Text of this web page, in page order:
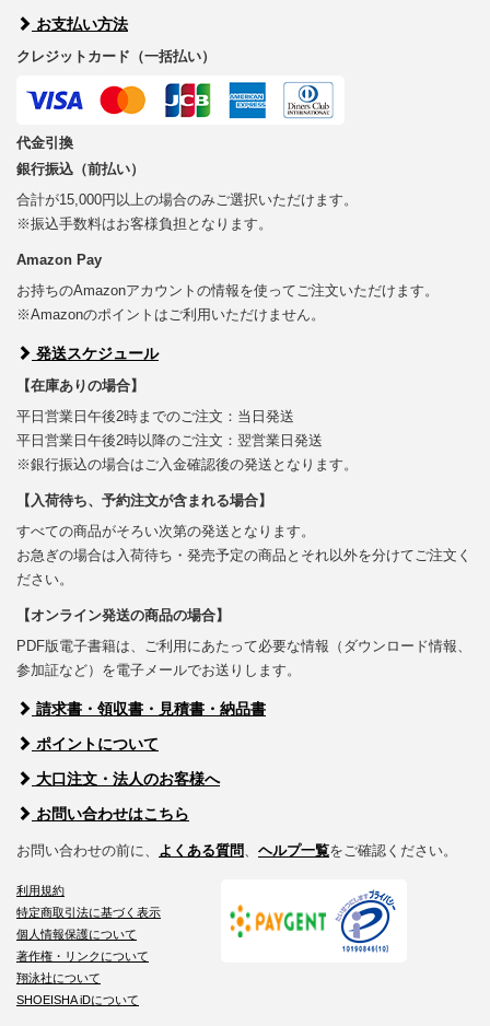
お支払い方法
クレジットカード（一括払い）
代金引換
銀行振込（前払い）
合計が15,000円以上の場合のみご選択いただけます。
※振込手数料はお客様負担となります。
Amazon Pay
お持ちのAmazonアカウントの情報を使ってご注文いただけます。
※Amazonのポイントはご利用いただけません。
発送スケジュール
【在庫ありの場合】
平日営業日午後2時までのご注文：当日発送
平日営業日午後2時以降のご注文：翌営業日発送
※銀行振込の場合はご入金確認後の発送となります。
【入荷待ち、予約注文が含まれる場合】
すべての商品がそろい次第の発送となります。
お急ぎの場合は入荷待ち・発売予定の商品とそれ以外を分けてご注文く
ださい。
【オンライン発送の商品の場合】
PDF版電子書籍は、ご利用にあたって必要な情報（ダウンロード情報、
参加証など）を電子メールでお送りします。
請求書・領収書・見積書・納品書
ポイントについて
大口注文・法人のお客様へ
お問い合わせはこちら
お問い合わせの前に、 よくある質問 ヘルプ一覧をご確認ください。
利用規約
特定商取引法に基づく表示
個人情報保護について
著作権・リンクについて
翔泳社について
SHOEISHA iDについて